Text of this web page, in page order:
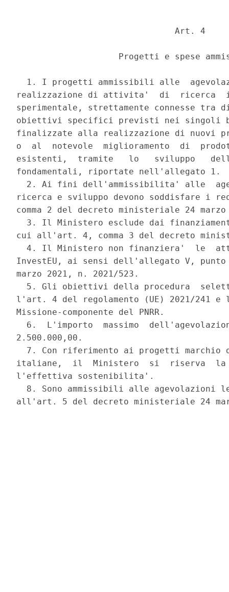
                               Art. 4
Progetti e spese
1. I progetti ammissibili alle
realizzazione di attivita'  di  ricerca
sperimentale, strettamente connesse
obiettivi specifici previsti nei singoli
finalizzate alla realizzazione di nuovi
o  al  notevole  miglioramento  di
esistenti,  tramite   lo   sviluppo
fondamentali, riportate nell'allegato 1.
2. Ai fini dell'ammissibilita' alle
ricerca e sviluppo devono soddisfare
comma 2 del decreto ministeriale 24
3. Il Ministero esclude dai
cui all'art. 4, comma 3 del decreto
4. Il Ministero non finanziera'  le
InvestEU, ai sensi dell'allegato V, punto
marzo 2021, n. 2021/523.
5. Gli obiettivi della procedura
l'art. 4 del regolamento (UE) 2021/241
Missione-componente del PNRR.
6.  L'importo  massimo
2.500.000,00.
7. Con riferimento ai progetti marchio
italiane,  il  Ministero  si  riserva
l'effettiva sostenibilita'.
8. Sono ammissibili alle agevolazioni